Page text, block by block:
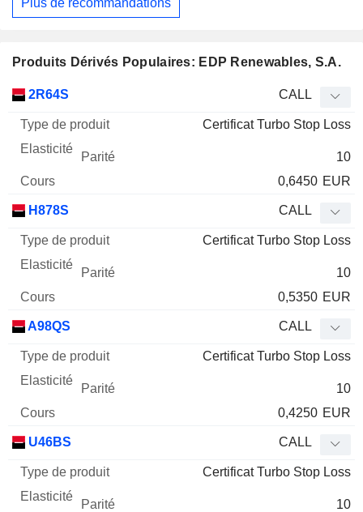
Plus de recommandations
Produits Dérivés Populaires: EDP Renewables, S.A.
Mnemo Type produit
Parité Cours
2R64S CALL
Certificat Turbo Stop Loss
10
0,6450 EUR
H878S CALL
Certificat Turbo Stop Loss
10
0,5350 EUR
A98QS CALL
Certificat Turbo Stop Loss
10
0,4250 EUR
U46BS CALL
Certificat Turbo Stop Loss
10